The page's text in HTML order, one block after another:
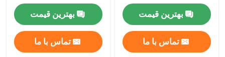
عروسک خرس کودک
بهترین قیمت
تماس با ما
سانتی‌متربهترین قیمت
تماس با ما